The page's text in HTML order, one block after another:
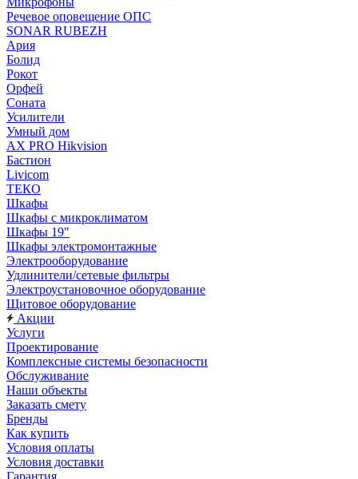
Речевое оповещение ОПС
SONAR RUBEZH
Ария
Болид
Рокот
Орфей
Соната
Усилители
Умный дом
AX PRO Hikvision
Бастион
Livicom
ТЕКО
Шкафы
Шкафы с микроклиматом
Шкафы 19"
Шкафы электромонтажные
Электрооборудование
Удлинители/сетевые фильтры
Электроустановочное оборудование
Щитовое оборудование
Акции
Услуги
Проектирование
Комплексные системы безопасности
Обслуживание
Наши объекты
Заказать смету
Бренды
Как купить
Условия оплаты
Условия доставки
Гарантия